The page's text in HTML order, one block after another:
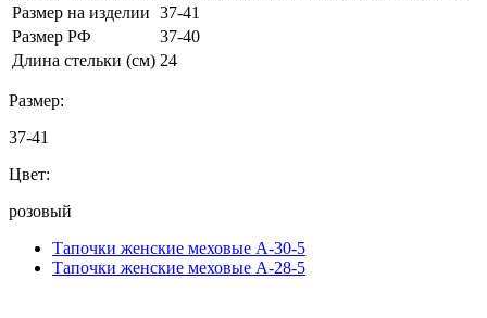
Размер на изделии 37-41
Размер РФ
37-40
Длина стельки (см) 24
Размер:
37-41
Цвет:
розовый
Тапочки женские меховые A-30-5
Тапочки женские меховые A-28-5